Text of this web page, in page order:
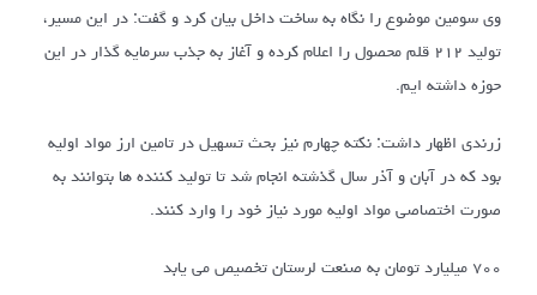
وی سومین موضوع را نگاه به ساخت داخل بیان کرد و گفت: در این مسیر،
تولید ۲۱۲ قلم محصول را اعلام کرده و آغاز به جذب سرمایه گذار در این
حوزه داشته ایم.
زرندی اظهار داشت: نکته چهارم نیز بحث تسهیل در تامین ارز مواد اولیه
بود که در آبان و آذر سال گذشته انجام شد تا تولید کننده ها بتوانند به
صورت اختصاصی مواد اولیه مورد نیاز خود را وارد کنند.
۷۰۰ میلیارد تومان به صنعت لرستان تخصیص می یابد